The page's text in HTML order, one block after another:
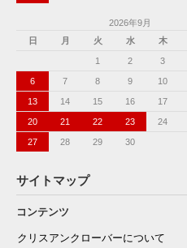
2026年9月
日
月 火 水 木
1 2 3
6 7 8 9 10
13 14 15 16 17
20 21 22 23 24
27 28 29 30
サイトマップ
コンテンツ
クリスアンクローバーについて